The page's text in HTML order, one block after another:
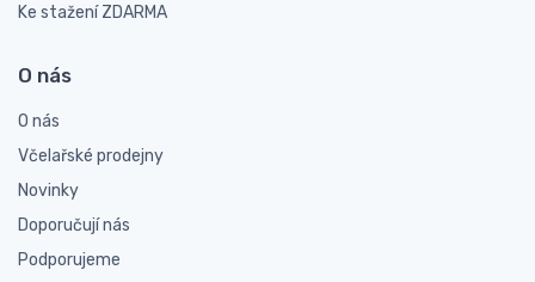
Ke stažení ZDARMA
O nás
O nás
Včelařské prodejny
Novinky
Doporučují nás
Podporujeme